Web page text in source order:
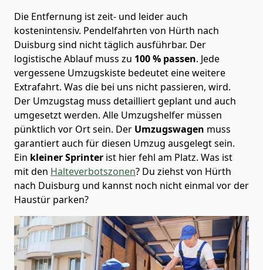
Die Entfernung ist zeit- und leider auch
kostenintensiv. Pendelfahrten von Hürth nach
Duisburg sind nicht täglich ausführbar. Der
logistische Ablauf muss zu 100 % passen. Jede
vergessene Umzugskiste bedeutet eine weitere
Extrafahrt. Was die bei uns nicht passieren, wird.
Der Umzugstag muss detailliert geplant und auch
umgesetzt werden. Alle Umzugshelfer müssen
pünktlich vor Ort sein. Der Umzugswagen muss
garantiert auch für diesen Umzug ausgelegt sein.
Ein kleiner Sprinter ist hier fehl am Platz. Was ist
mit den Halteverbotszonen? Du ziehst von Hürth
nach Duisburg und kannst noch nicht einmal vor der
Haustür parken?